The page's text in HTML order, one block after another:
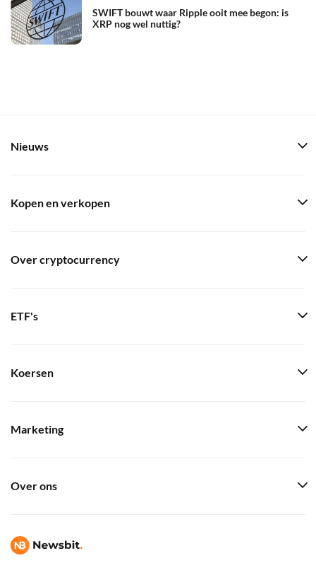
SWIFT bouwt waar Ripple ooit mee begon: is
XRP nog wel nuttig?
Nieuws
Kopen en verkopen
Over cryptocurrency
ETF's
Koersen
Marketing
Over ons